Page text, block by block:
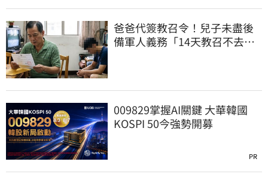
爸爸代簽教召令！兒子未盡後
備軍人義務「14天教召不去」
009829掌握AI關鍵 大華韓國
KOSPI 50今強勢開募
PR